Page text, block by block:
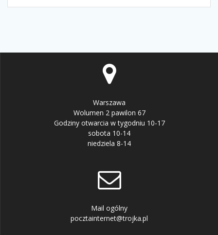
Warszawa
Wolumen 2 pawilon 67
Godziny otwarcia w tygodniu 10-17
sobota 10-14
niedziela 8-14
Mail ogólny
pocztainternet@trojka.pl